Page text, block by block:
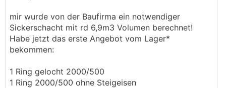
mir wurde von der Baufirma ein notwendiger
Sickerschacht mit rd 6,9m3 Volumen berechnet!
Habe jetzt das erste Angebot vom Lager*
bekommen:
1 Ring gelocht 2000/500
1 Ring 2000/500 ohne Steigeisen